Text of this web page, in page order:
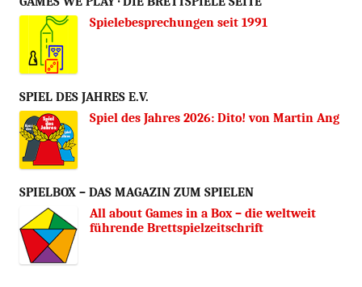
Spielebesprechungen seit 1991
SPIEL DES JAHRES E.V.
Spiel des Jahres 2026: Dito! von Martin Ang
SPIELBOX – DAS MAGAZIN ZUM SPIELEN
All about Games in a Box – die weltweit
führende Brettspielzeitschrift